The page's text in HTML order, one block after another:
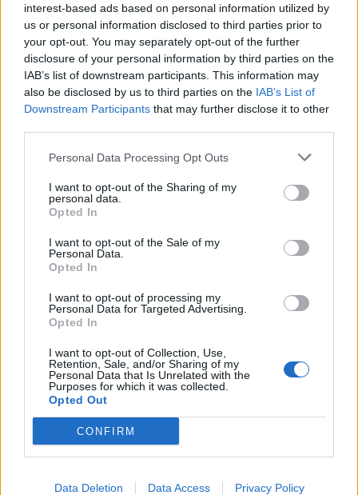
interest-based ads based on personal information utilized by
us or personal information disclosed to third parties prior to
your opt-out. You may separately opt-out of the further
disclosure of your personal information by third parties on the
IAB’s list of downstream participants. This information may
also be disclosed by us to third parties on the IAB’s List of
Downstream Participants that may further disclose it to other
Personal Data Processing Opt Outs
I want to opt-out of the Sharing of my
personal data.
Opted In
I want to opt-out of the Sale of my
Personal Data.
Opted In
I want to opt-out of processing my
Personal Data for Targeted Advertising.
Opted In
I want to opt-out of Collection, Use,
Retention, Sale, and/or Sharing of my
Personal Data that Is Unrelated with the
Purposes for which it was collected.
Opted Out
CONFIRM
Data Deletion Data Access Privacy Policy
Protéger Votre Cerveau
révélée
ARTICLES CONNEXES PLUS DE L'AUTEUR
Canicule : les conseils
essentiels des
cardiologues pour
Santé
Éclipse du 12 août :
attention à la pénurie de
Un chewing-gum
révolutionnaire pour
LAISSER UN COMMENTAIRE